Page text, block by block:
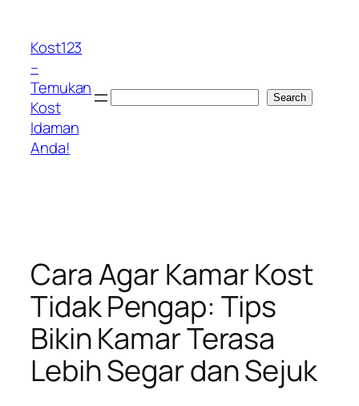
content
Kost123
–
Temukan
Kost
Idaman
Anda!
Search
Cara Agar Kamar Kost
Tidak Pengap: Tips
Bikin Kamar Terasa
Lebih Segar dan Sejuk